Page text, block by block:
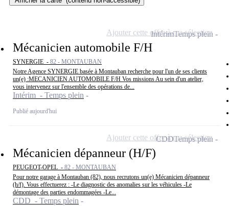
Mécanicien automobile F/H
SYNERGIE - 82 - MONTAUBAN
Notre Agence SYNERGIE basée à Montauban recherche pour l'un de ses clients
un(e) :MECANICIEN AUTOMOBILE F/H Vos missions Au sein d'un atelier,
vous intervenez sur l'ensemble des opérations de...
Intérim - Temps plein
Publié aujourd'hui
IntérimTemps plein
Ajouter cette offre à ma sélection
Mécanicien dépanneur (H/F)
PEUGEOT-OPEL - 82 - MONTAUBAN
Pour notre garage à Montauban (82), nous recrutons un(e) Mécanicien dépanneur
(h/f). Vous effectuerez : -Le diagnostic des anomalies sur les véhicules -Le
démontage des parties endommagées -Le...
CDD - Temps plein
CDDTemps plein
Ajouter cette offre à ma sélection